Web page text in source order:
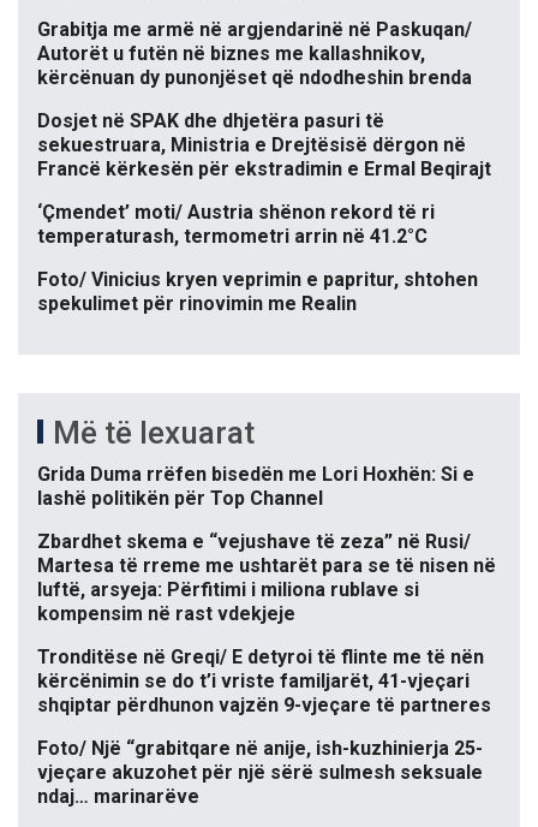
Grabitja me armë në argjendarinë në Paskuqan/
Autorët u futën në biznes me kallashnikov,
kërcënuan dy punonjëset që ndodheshin brenda
Dosjet në SPAK dhe dhjetëra pasuri të
sekuestruara, Ministria e Drejtësisë dërgon në
Francë kërkesën për ekstradimin e Ermal Beqirajt
‘Çmendet’ moti/ Austria shënon rekord të ri
temperaturash, termometri arrin në 41.2°C
Foto/ Vinicius kryen veprimin e papritur, shtohen
spekulimet për rinovimin me Realin
Më të lexuarat
Grida Duma rrëfen bisedën me Lori Hoxhën: Si e
lashë politikën për Top Channel
Zbardhet skema e “vejushave të zeza” në Rusi/
Martesa të rreme me ushtarët para se të nisen në
luftë, arsyeja: Përfitimi i miliona rublave si
kompensim në rast vdekjeje
Tronditëse në Greqi/ E detyroi të flinte me të nën
kërcënimin se do t’i vriste familjarët, 41-vjeçari
shqiptar përdhunon vajzën 9-vjeçare të partneres
Foto/ Një “grabitqare në anije, ish-kuzhinierja 25-
vjeçare akuzohet për një sërë sulmesh seksuale
ndaj… marinarëve